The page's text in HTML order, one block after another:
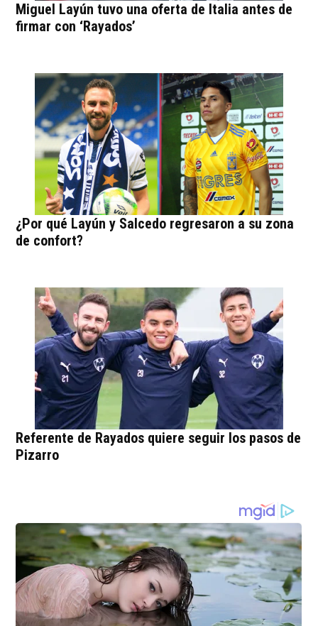
Miguel Layún tuvo una oferta de Italia antes de
firmar con ‘Rayados’
¿Por qué Layún y Salcedo regresaron a su zona
de confort?
Referente de Rayados quiere seguir los pasos de
Pizarro